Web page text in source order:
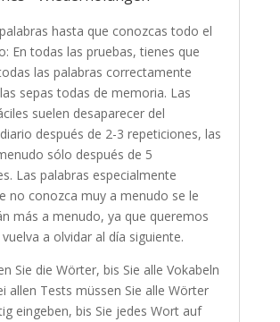
hasta que conozcas todo el
En todas las pruebas, tienes que
las palabras correctamente
sepas todas de memoria. Las
suelen desaparecer del
después de 2-3 repeticiones, las
sólo después de 5
Las palabras especialmente
no conozca muy a menudo se le
más a menudo, ya que queremos
a olvidar al día siguiente.
Sie die Wörter, bis Sie alle Vokabeln
allen Tests müssen Sie alle Wörter
eingeben, bis Sie jedes Wort auf